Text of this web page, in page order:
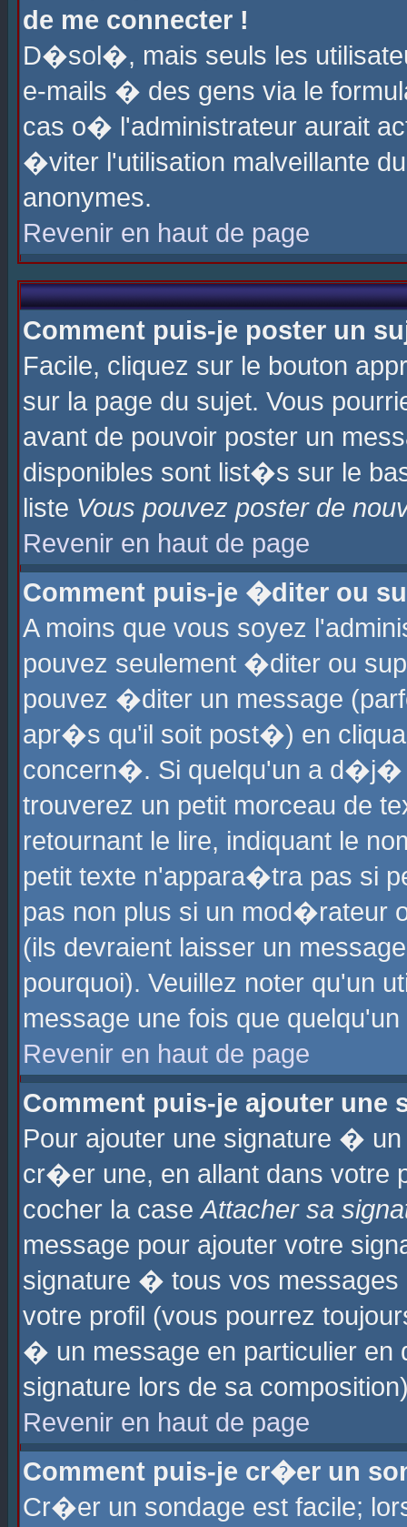
de me connecter !
D�sol�, mais seuls les
e-mails � des gens via le
cas o� l'administrateur aurait
�viter l'utilisation malveillante
anonymes.
Revenir en haut de page
Comment puis-je poster un
Facile, cliquez sur le bouton
sur la page du sujet. Vous
avant de pouvoir poster un
disponibles sont list�s sur le
liste Vous pouvez poster de
Revenir en haut de page
Comment puis-je �diter ou
A moins que vous soyez
pouvez seulement �diter ou
pouvez �diter un message
apr�s qu'il soit post�) en
concern�. Si quelqu'un a
trouverez un petit morceau de
retournant le lire, indiquant le
petit texte n'appara�tra pas si
pas non plus si un mod�rateur
(ils devraient laisser un
pourquoi). Veuillez noter qu'un
message une fois que
Revenir en haut de page
Comment puis-je ajouter une
Pour ajouter une signature �
cr�er une, en allant dans
cocher la caseAttacher sa
message pour ajouter votre
signature � tous vos
votre profil (vous pourrez
� un message en particulier
signature lors de sa
Revenir en haut de page
Comment puis-je cr�er un
Cr�er un sondage est facile;